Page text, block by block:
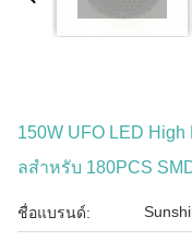
150W UFO LED
ลสำหรับ 180PCS
ชื่อแบรนด์: